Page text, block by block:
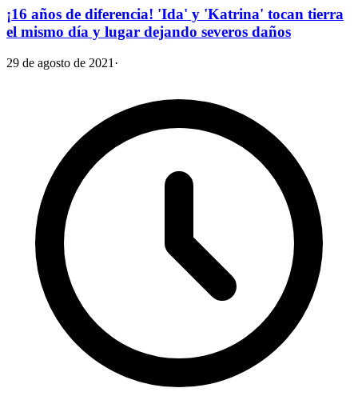
¡16 años de diferencia! 'Ida' y 'Katrina' tocan tierra
el mismo día y lugar dejando severos daños
29 de agosto de 2021 ·